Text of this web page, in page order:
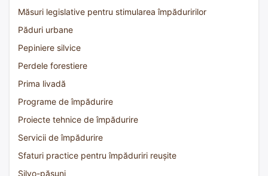
Măsuri legislative pentru stimularea împăduririlor
Păduri urbane
Pepiniere silvice
Perdele forestiere
Prima livadă
Programe de împădurire
Proiecte tehnice de împădurire
Servicii de împădurire
Sfaturi practice pentru împăduriri reușite
Silvo-pășuni